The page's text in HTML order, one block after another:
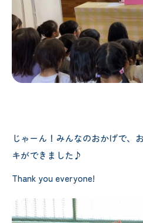
じゃーん！みんなのおかげで、
キができました♪
Thank you everyone!